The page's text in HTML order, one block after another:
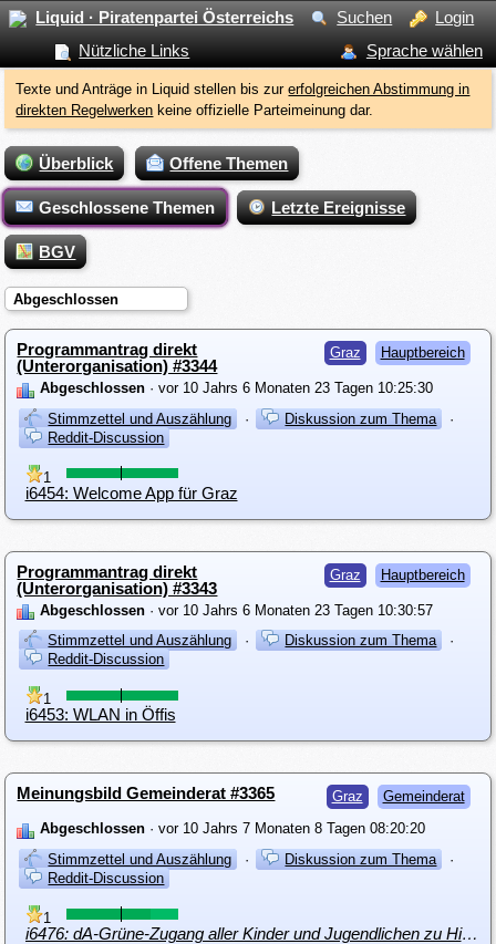
Liquid · Piratenpartei Österreichs Suchen
Login
Nützliche Links
Sprache wählen
Texte und Anträge in Liquid stellen bis zurerfolgreichen Abstimmung in
direkten Regelwerken keine offizielle Parteimeinung dar.
Überblick Offene Themen
Geschlossene Themen Letzte Ereignisse
BGV
Abgeschlossen
Graz Hauptbereich
Programmantrag direkt
(Unterorganisation) #3344
Abgeschlossen · vor 10 Jahrs 6 Monaten 23 Tagen 10:25:30
Stimmzettel und Auszählung
· Diskussion zum Thema
·
Reddit-Discussion
1
i6454: Welcome App für Graz
Graz Hauptbereich
Programmantrag direkt
(Unterorganisation) #3343
Abgeschlossen · vor 10 Jahrs 6 Monaten 23 Tagen 10:30:57
Stimmzettel und Auszählung
· Diskussion zum Thema
·
Reddit-Discussion
1
i6453: WLAN in Öffis
Graz Gemeinderat
Meinungsbild Gemeinderat #3365
Abgeschlossen · vor 10 Jahrs 7 Monaten 8 Tagen 08:20:20
Stimmzettel und Auszählung
· Diskussion zum Thema
·
Reddit-Discussion
1
i6476: dA-Grüne-Zugang aller Kinder und Jugendlichen zu Hilfeleistungen nach dem Behindertengesetz